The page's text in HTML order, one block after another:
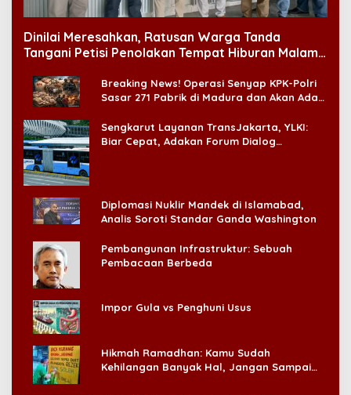
Dinilai Meresahkan, Ratusan Warga Tanda
Tangani Petisi Penolakan Tempat Hiburan Malam
Breaking News! Operasi Senyap KPK-Polri
Sasar 271 Pabrik di Madura dan Akan Ada
Sengkarut Layanan TransJakarta, YLKI:
Biar Cepat, Adakan Forum Dialog
Diplomasi Nuklir Mandek di Islamabad,
Analis Soroti Standar Ganda Washington
Pembangunan Infrastruktur: Sebuah
Pembacaan Berbeda
Impor Gula vs Penghuni Usus
Hikmah Ramadhan: Kamu Sudah
Kehilangan Banyak Hal, Jangan Sampai